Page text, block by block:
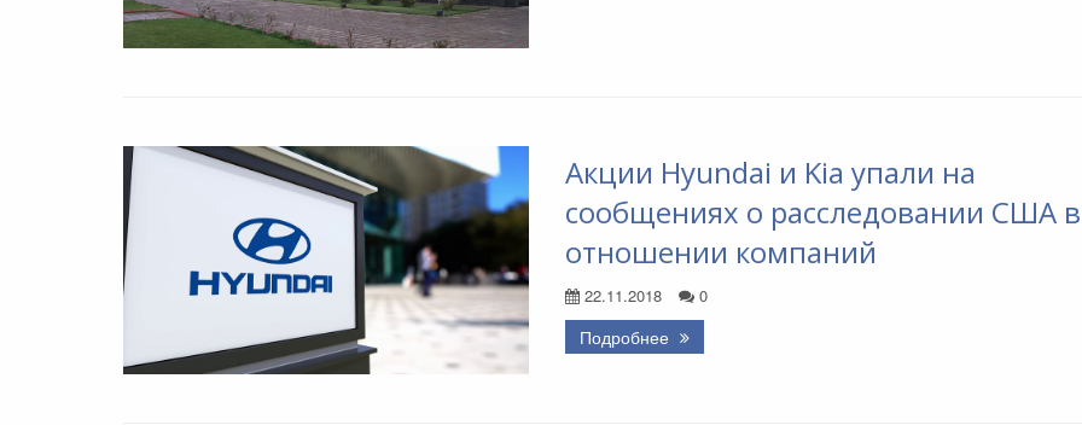
Акции Hyundai и Kia упали на
сообщениях о расследовании США в
отношении компаний
22.11.2018 0
Подробнее